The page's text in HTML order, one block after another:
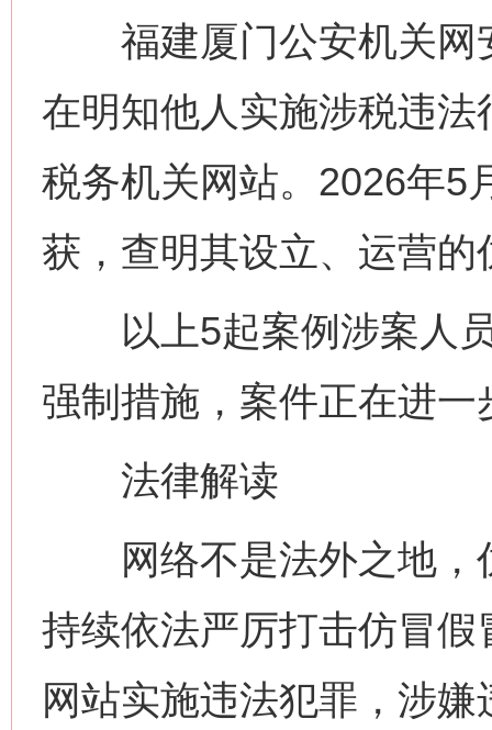
福建厦门公安机关网
在明知他人实施涉税违
税务机关网站。2026年5
获，查明其设立、运营的
以上5起案例涉案人员
强制措施，案件正在进一
法律解读
网络不是法外之地，
持续依法严厉打击仿冒
网站实施违法犯罪，涉